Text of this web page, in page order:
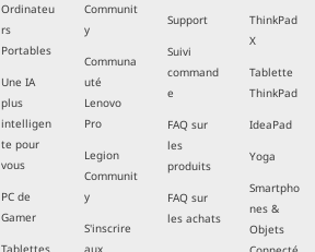
Ordinateu
rs
Portables
Une IA
plus
intelligen
te pour
vous
PC de
Gamer
Tablettes
Communit
y
Communa
uté
Lenovo
Pro
Legion
Communit
y
S'inscrire
aux
Support
Suivi
command
e
FAQ sur
les
produits
FAQ sur
les achats
ThinkPad
X
Tablette
ThinkPad
IdeaPad
Yoga
Smartpho
nes &
Objets